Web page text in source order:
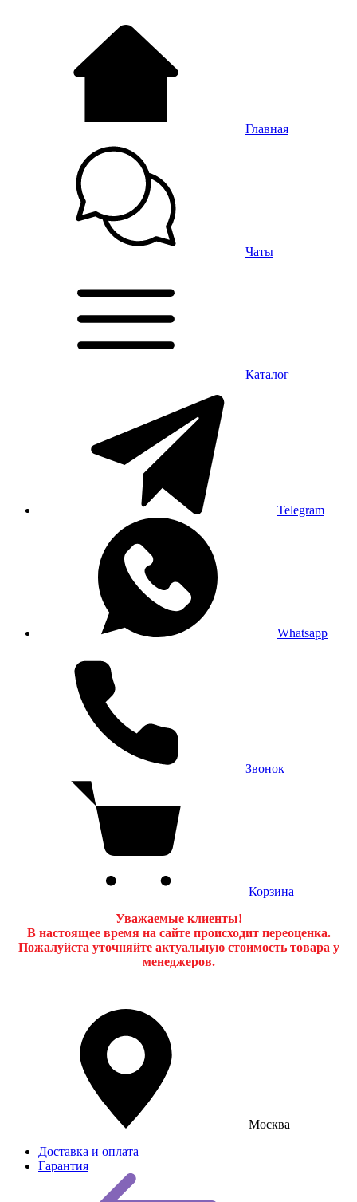
Главная
Чаты
Каталог
Telegram
Whatsapp
Звонок
Корзина
Уважаемые клиенты!
В настоящее время на сайте происходит переоценка.
Пожалуйста уточняйте актуальную стоимость товара у
менеджеров.
Москва
Доставка и оплата
Гарантия